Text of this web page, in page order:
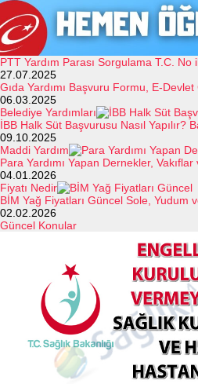
PTT Yardım Parası Sorgulama T.C.
27.07.2025
Gıda Yardımı Başvuru Formu, E-
06.03.2025
Belediye Yardımları
İBB Halk Süt Başvurusu Nasıl Yapılır?
09.10.2025
Maddi Yardım
Para Yardımı Yapan Dernekler, Vakıflar
04.01.2026
Fiyatı Nedir
BİM Yağ Fiyatları Güncel Sole, Yudum
02.02.2026
Güncel Konular